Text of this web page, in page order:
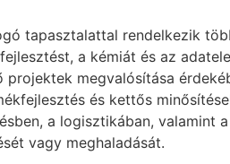
tapasztalattal rendelkezik
a kémiát és az
megvalósítása
és kettős
a logisztikában, valamint
vagy meghaladását.